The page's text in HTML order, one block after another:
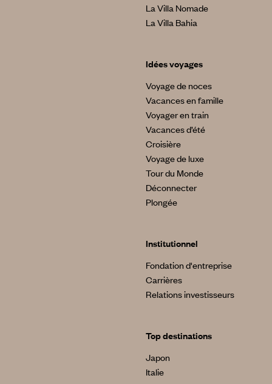
La Villa Nomade
La Villa Bahia
Idées voyages
Voyage de noces
Vacances en famille
Voyager en train
Vacances d’été
Croisière
Voyage de luxe
Tour du Monde
Déconnecter
Plongée
Institutionnel
Fondation d'entreprise
Carrières
Relations investisseurs
Top destinations
Japon
Italie